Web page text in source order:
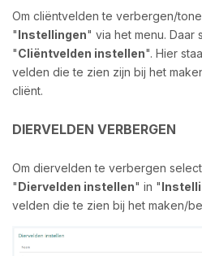
Om cliëntvelden te verbergen/
"Instellingen" via het menu.
"Cliëntvelden instellen". Hier
velden die te zien zijn bij het
cliënt.
DIERVELDEN VERBERGEN
Om diervelden te verbergen
"Diervelden instellen" in "
velden die te zien bij het maken/